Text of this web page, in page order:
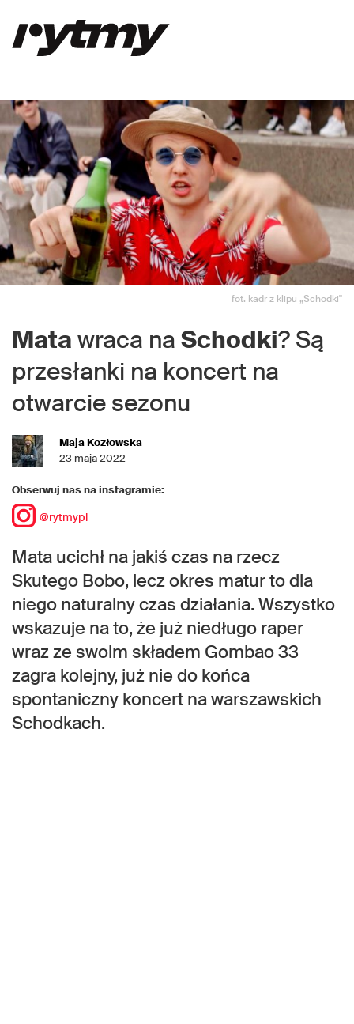
fot. kadr z klipu „Schodki"
Mata wraca na Schodki? Są
przesłanki na koncert na
otwarcie sezonu
Maja Kozłowska
23 maja 2022
Obserwuj nas na instagramie:
@rytmypl
Mata ucichł na jakiś czas na rzecz
Skutego Bobo, lecz okres matur to dla
niego naturalny czas działania. Wszystko
wskazuje na to, że już niedługo raper
wraz ze swoim składem Gombao 33
zagra kolejny, już nie do końca
spontaniczny koncert na warszawskich
Schodkach.